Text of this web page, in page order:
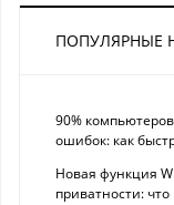
ПОПУЛЯРНЫЕ
90%
ошибок: как
Новая функция
приватности: